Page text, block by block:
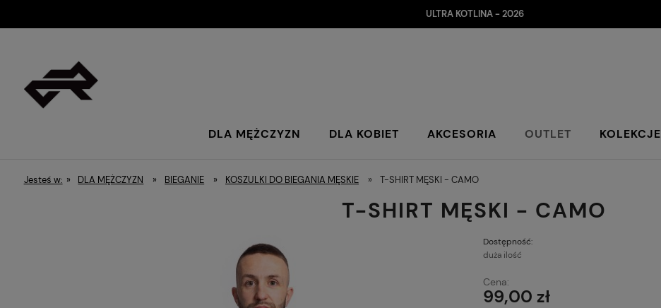
ULTRA KOTLINA - 2026
DLA MĘŻCZYZN DLA KOBIET AKCESORIA OUTLET KOLEKCJE
Jesteś w: » DLA MĘŻCZYZN » BIEGANIE » KOSZULKI DO BIEGANIA MĘSKIE » T-SHIRT MĘSKI - CAMO
T-SHIRT MĘSKI - CAMO
Dostępność:
duża ilość
Cena:
99,00 zł